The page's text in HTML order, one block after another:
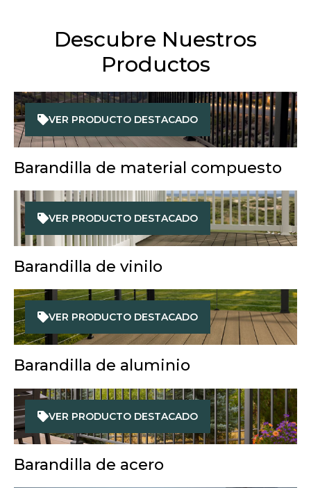
Descubre Nuestros
Productos
VER PRODUCTO DESTACADO
Barandilla de material compuesto
VER PRODUCTO DESTACADO
Barandilla de vinilo
VER PRODUCTO DESTACADO
Barandilla de aluminio
VER PRODUCTO DESTACADO
Barandilla de acero